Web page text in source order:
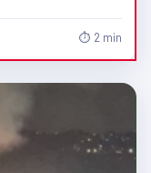
⏱ 2 min